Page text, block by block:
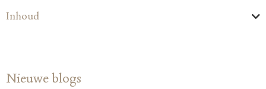
Inhoud
Nieuwe blogs